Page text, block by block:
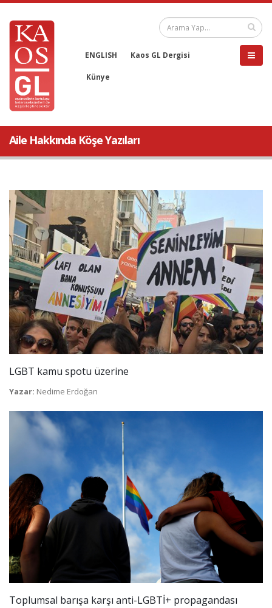
ENGLISH Kaos GL Dergisi
Künye
Aile Hakkında Köşe Yazıları
LGBT kamu spotu üzerine
Yazar: Nedime Erdoğan
Toplumsal barışa karşı anti-LGBTİ+ propagandası